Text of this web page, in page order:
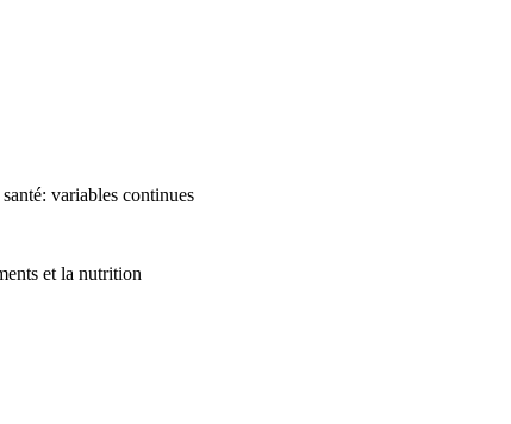
variables continues
et la nutrition